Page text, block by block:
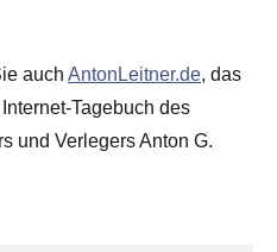
auch AntonLeitner.de, das
Tagebuch des
und Verlegers Anton G.